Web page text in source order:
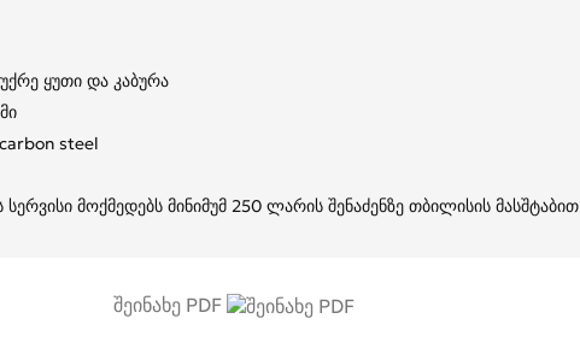
ყუთი და კაბურა
steel
სერვისი მოქმედებს მინიმუმ 250 ლარის შენაძენზე თბილისის მასშტაბით
შეინახე PDF